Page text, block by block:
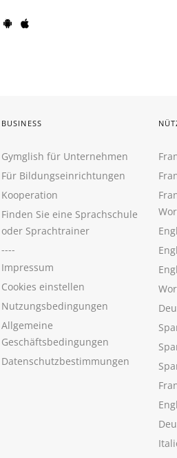
BUSINESS
Gymglish für Unternehmen
Für Bildungseinrichtungen
Kooperation
Finden Sie eine Sprachschule
oder Sprachtrainer
----
Impressum
Cookies einstellen
Nutzungsbedingungen
Allgemeine
Geschäftsbedingungen
Datenschutzbestimmungen